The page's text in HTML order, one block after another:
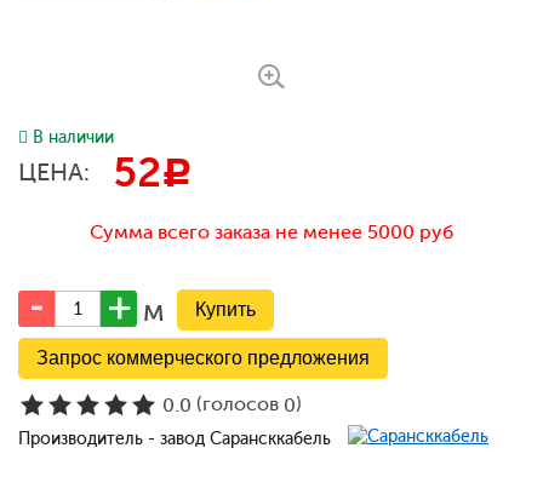
В наличии
ЦЕНА: 52c
Сумма всего заказа не менее 5000 руб
м
Запрос коммерческого предложения
0.0 (голосов 0)
Производитель - завод Сарансккабель